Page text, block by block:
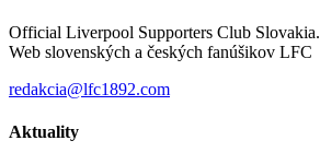
Official Liverpool Supporters Club Slovakia.
Web slovenských a českých fanúšikov LFC
redakcia@lfc1892.com
Aktuality